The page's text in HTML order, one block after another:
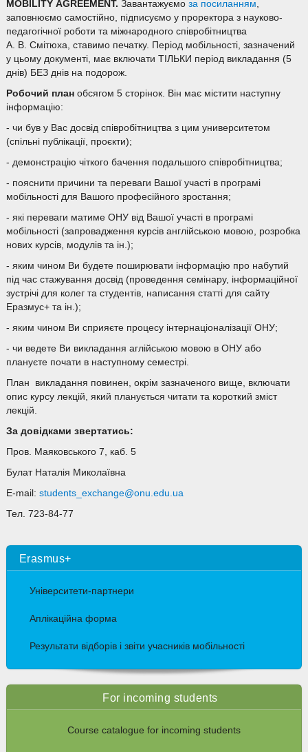
MOBILITY AGREEMENT. Завантажуємо за посиланням,
заповнюємо самостійно, підписуємо у проректора з науково-
педагогічної роботи та міжнародного співробітництва
А. В. Смітюха, ставимо печатку. Період мобільності, зазначений
у цьому документі, має включати ТІЛЬКИ період викладання (5
днів) БЕЗ днів на подорож.
Робочий планобсягом 5 сторінок. Він має містити наступну
інформацію:
- чи був у Вас досвід співробітництва з цим университетом
(спільні публікації, проєкти);
- демонстрацію чіткого бачення подальшого співробітництва;
- пояснити причини та переваги Вашої участі в програмі
мобільності для Вашого професійного зростання;
- які переваги матиме ОНУ від Вашої участі в програмі
мобільності (запровадження курсів англійською мовою, розробка
нових курсів, модулів та ін.);
- яким чином Ви будете поширювати інформацію про набутий
під час стажування досвід (проведення семінару, інформаційної
зустрічі для колег та студентів, написання статті для сайту
Еразмус+ та ін.);
- яким чином Ви сприяєте процесу інтернаціоналізації ОНУ;
- чи ведете Ви викладання аглійською мовою в ОНУ або
плануєте почати в наступному семестрі.
План викладання повинен, окрім зазначеного вище, включати
опис курсу лекцій, який планується читати та короткий зміст
лекцій.
За довідками звертатись:
Пров. Маяковського 7, каб. 5
Булат Наталія Миколаївна
E-mail: students_exchange@onu.edu.ua
Тел. 723-84-77
Erasmus+
Університети-партнери
Аплікаційна форма
Результати відборів і звіти учасників мобільності
For incoming students
Course catalogue for incoming students